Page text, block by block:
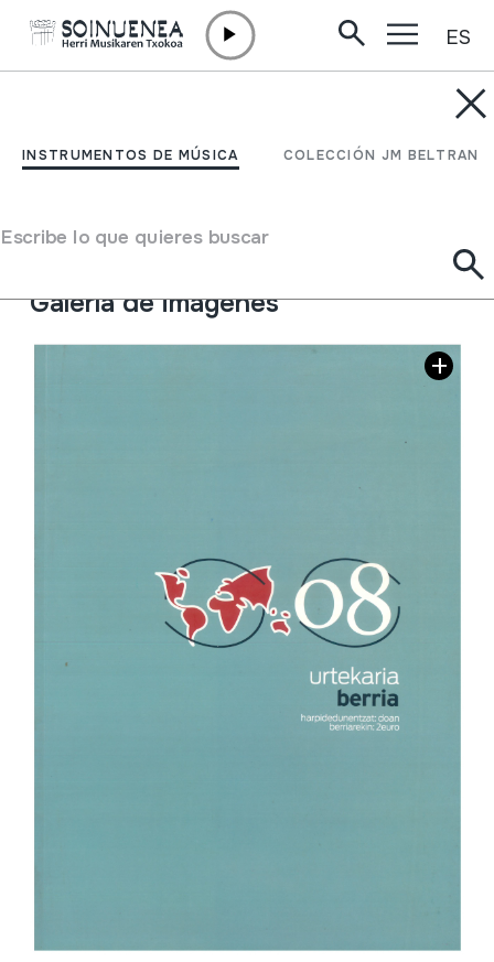
INSTRUMENTOS DE MÚSICA COLECCIÓN JM BELTRAN
Escribe lo que quieres buscar
ES
Berria urtekaria 2008
Zuzendaria: Martxelo OtamendiErredakzioko
Galería de imágenes